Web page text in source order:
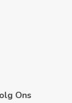
Ons